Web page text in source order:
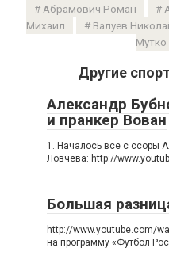
Абрамович Роман
Михаил
Валуев
Мутко
Другие
Александр
и пранкер Вован
1. Началось все с ссоры
Ловчева: http://
Большая
http://www.youtube.com/
на программу «Футбол